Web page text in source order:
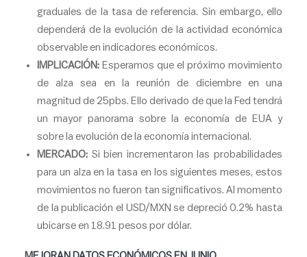
graduales de la tasa de referencia. Sin embargo, ello
dependerá de la evolución de la actividad económica
observable en indicadores económicos.
IMPLICACIÓN: Esperamos que el próximo movimiento
de alza sea en la reunión de diciembre en una
magnitud de 25pbs. Ello derivado de que la Fed tendrá
un mayor panorama sobre la economía de EUA y
sobre la evolución de la economía internacional.
MERCADO: Si bien incrementaron las probabilidades
para un alza en la tasa en los siguientes meses, estos
movimientos no fueron tan significativos. Al momento
de la publicación el USD/MXN se depreció 0.2% hasta
ubicarse en 18.91 pesos por dólar.